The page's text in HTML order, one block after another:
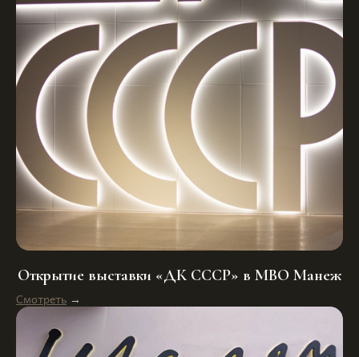
Открытие выставки «ДК СССР» в МВО Манеж
Смотреть →